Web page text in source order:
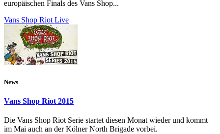
europäischen Finals des Vans Shop...
Vans Shop Riot Live
News
Vans Shop Riot 2015
Die Vans Shop Riot Serie startet diesen Monat wieder und kommt
im Mai auch an der Kölner North Brigade vorbei.